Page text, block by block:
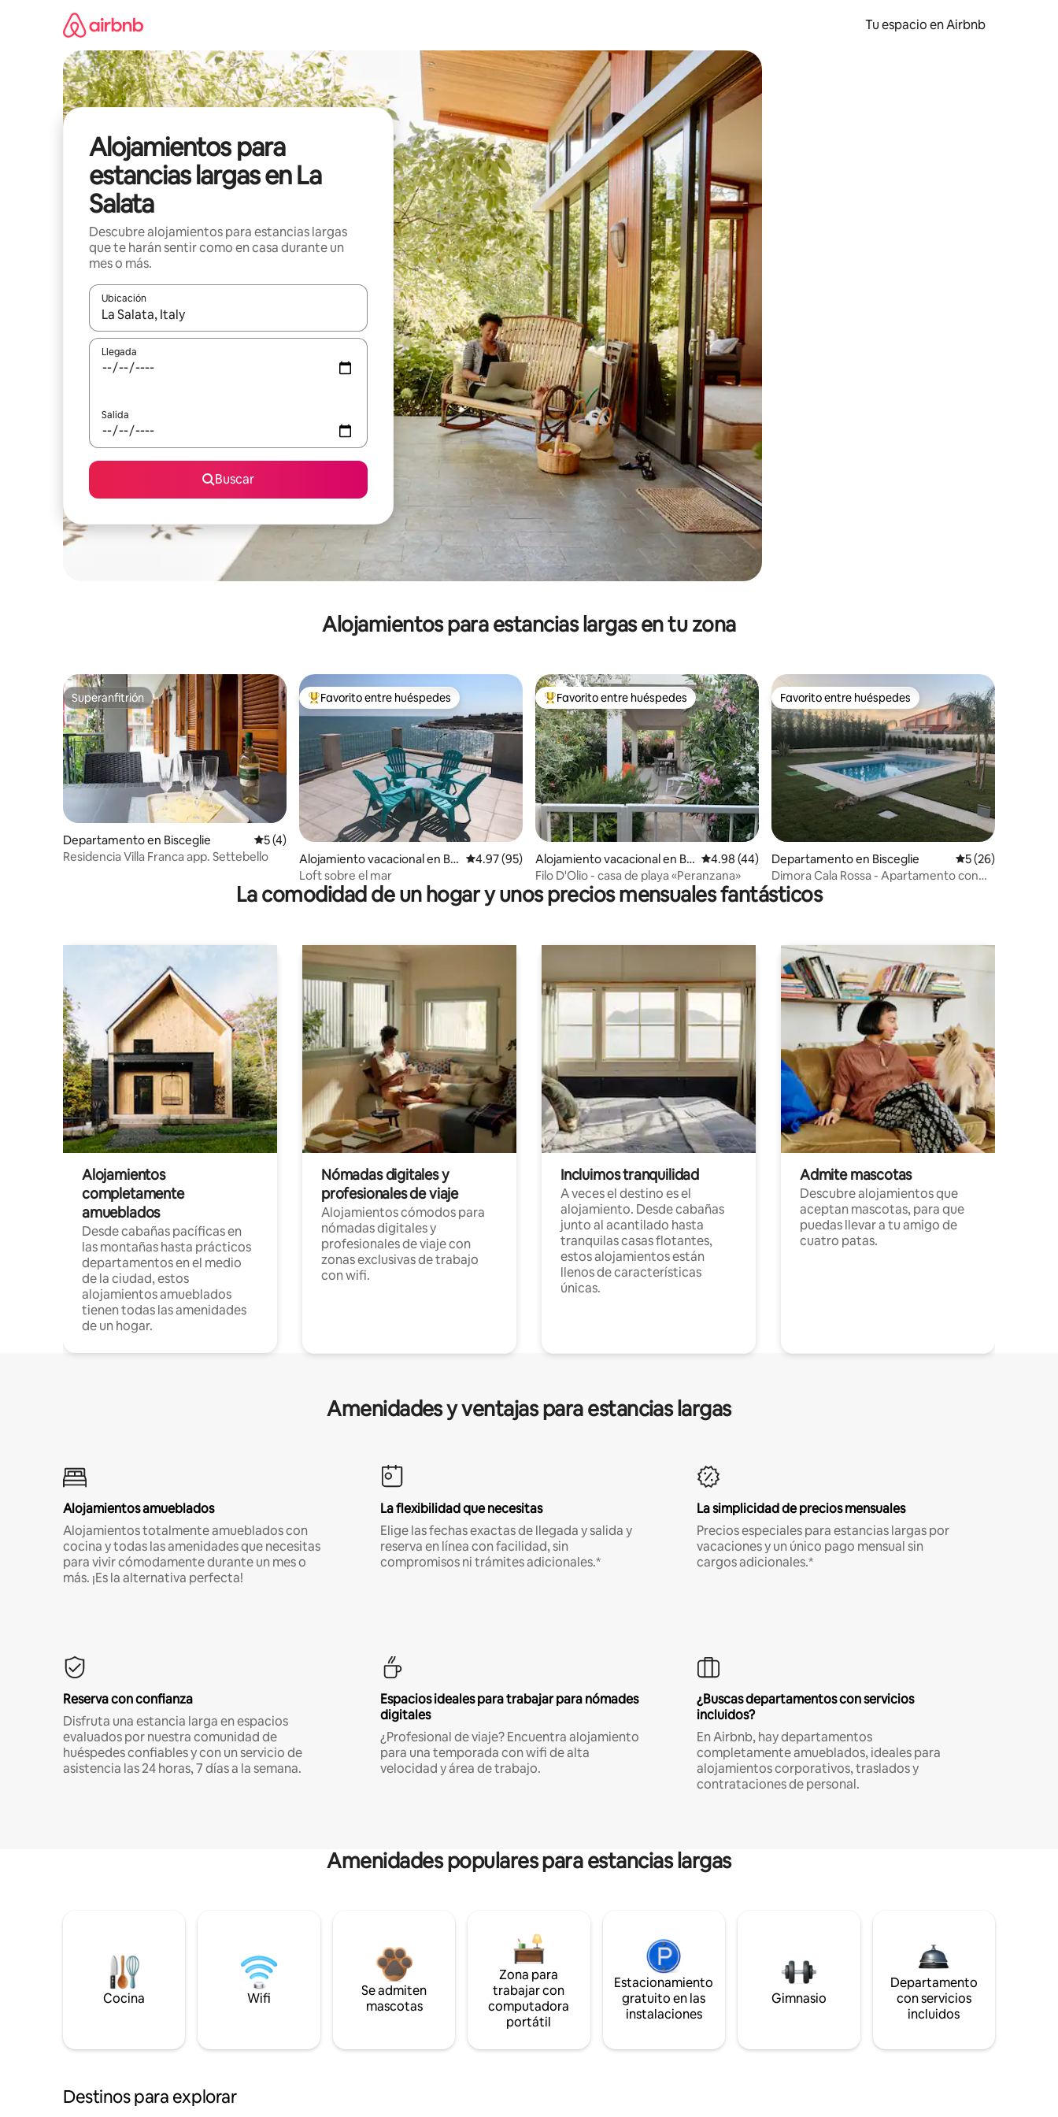
Tu espacio en Airbnb
Alojamientos para
estancias largas en La
Salata
Descubre alojamientos para estancias largas
que te harán sentir como en casa durante un
mes o más.
Ubicación
Cuando los resultados estén disponibles, podrás navegar usando las teclas de las flechas hacia arriba y hacia abajo, o bien tocando y deslizando la pantalla.
Llegada
Salida
Buscar
Alojamientos para estancias largas en tu zona
Superanfitrión
Superanfitrión
Departamento en Bisceglie Calificación promedio: 5 de 5; 4 evaluaciones
5 (4)
Residencia Villa Franca app. Settebello
De los mejores en Favorito entre huéspedes
Favorito entre huéspedes
Alojamiento vacacional en Bis
ceglie
Calificación promedio: 4.97 de 5; 95 evaluaciones
4.97 (95)
Loft sobre el mar
De los mejores en Favorito entre huéspedes
Favorito entre huéspedes
Alojamiento vacacional en Bis
ceglie
Calificación promedio: 4.98 de 5; 44 evaluaciones
4.98 (44)
Filo D'Olio - casa de playa «Peranzana»
Favorito entre huéspedes
Favorito entre huéspedes
Departamento en Bisceglie Calificación
5 (26)
Dimora Cala Rossa - Apartamento con
piscina
La comodidad de un hogar y unos precios mensuales fantásticos
Alojamientos
completamente
amueblados
Desde cabañas pacíficas en
las montañas hasta prácticos
departamentos en el medio
de la ciudad, estos
alojamientos amueblados
tienen todas las amenidades
de un hogar.
Nómadas digitales y
profesionales de viaje
Alojamientos cómodos para
nómadas digitales y
profesionales de viaje con
zonas exclusivas de trabajo
con wifi.
Incluimos tranquilidad
A veces el destino es el
alojamiento. Desde cabañas
junto al acantilado hasta
tranquilas casas flotantes,
estos alojamientos están
llenos de características
únicas.
Admite mascotas
Descubre alojamientos que
aceptan mascotas, para que
puedas llevar a tu amigo de
cuatro patas.
Amenidades y ventajas para estancias largas
Alojamientos amueblados
Alojamientos totalmente amueblados con
cocina y todas las amenidades que necesitas
para vivir cómodamente durante un mes o
más. ¡Es la alternativa perfecta!
La flexibilidad que necesitas
Elige las fechas exactas de llegada y salida y
reserva en línea con facilidad, sin
compromisos ni trámites adicionales.*
La simplicidad de precios mensuales
Precios especiales para estancias largas por
vacaciones y un único pago mensual sin
cargos adicionales.*
Reserva con confianza
Disfruta una estancia larga en espacios
evaluados por nuestra comunidad de
huéspedes confiables y con un servicio de
asistencia las 24 horas, 7 días a la semana.
Espacios ideales para trabajar para nómades
digitales
¿Profesional de viaje? Encuentra alojamiento
para una temporada con wifi de alta
velocidad y área de trabajo.
¿Buscas departamentos con servicios
incluidos?
En Airbnb, hay departamentos
completamente amueblados, ideales para
alojamientos corporativos, traslados y
contrataciones de personal.
Amenidades populares para estancias largas
Cocina Wifi
Se admiten
mascotas
Zona para
trabajar con
computadora
portátil
Estacionamiento
gratuito en las
instalaciones
Gimnasio
Departamento
con servicios
incluidos
Destinos para explorar